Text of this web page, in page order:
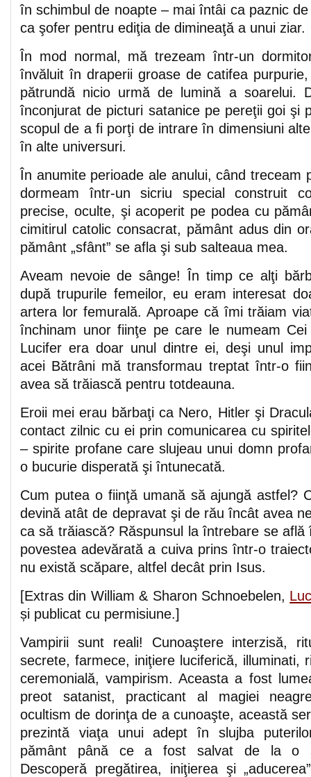
în schimbul de noapte – mai întâi ca paznic
ca şofer pentru ediţia de dimineaţă a unui ziar.
În mod normal, mă trezeam într-un
învăluit în draperii groase de catifea
pătrundă nicio urmă de lumină a soarelui.
înconjurat de picturi satanice pe pereţii goi şi
scopul de a fi porţi de intrare în dimensiuni
în alte universuri.
În anumite perioade ale anului, când treceam
dormeam într-un sicriu special construit
precise, oculte, şi acoperit pe podea cu
cimitirul catolic consacrat, pământ adus din
pământ „sfânt” se afla şi sub salteaua mea.
Aveam nevoie de sânge! În timp ce alţi
după trupurile femeilor, eu eram interesat
artera lor femurală. Aproape că îmi trăiam
închinam unor fiinţe pe care le numeam
Lucifer era doar unul dintre ei, deşi unul
acei Bătrâni mă transformau treptat într-o
avea să trăiască pentru totdeauna.
Eroii mei erau bărbaţi ca Nero, Hitler şi
contact zilnic cu ei prin comunicarea cu
– spirite profane care slujeau unui domn
o bucurie disperată şi întunecată.
Cum putea o fiinţă umană să ajungă astfel?
devină atât de depravat şi de rău încât avea
ca să trăiască? Răspunsul la întrebare se
povestea adevărată a cuiva prins într-o
nu există scăpare, altfel decât prin Isus.
[Extras din William & Sharon Schnoebelen,
și publicat cu permisiune.]
Vampirii sunt reali! Cunoaştere interzisă,
secrete, farmece, iniţiere luciferică, illuminati,
ceremonială, vampirism. Aceasta a fost
preot satanist, practicant al magiei
ocultism de dorinţa de a cunoaşte, această
prezintă viaţa unui adept în slujba
pământ până ce a fost salvat de la o
Descoperă pregătirea, iniţierea şi